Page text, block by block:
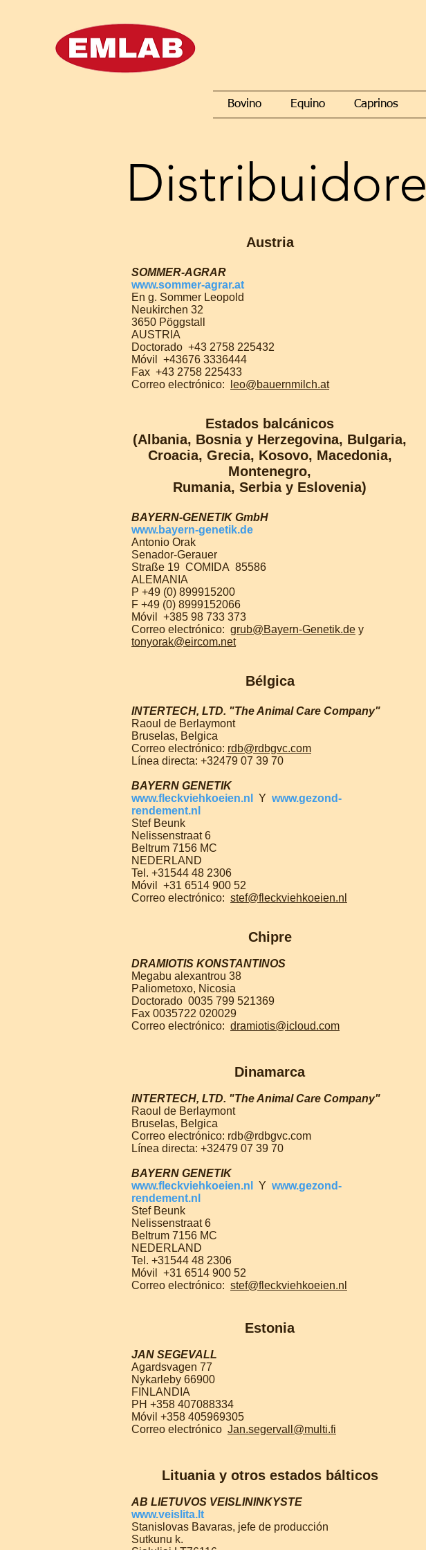
Bovino Equino Caprinos
Austria
SOMMER-AGRAR
www.sommer-agrar.at
En g. Sommer Leopold
Neukirchen 32
3650 Pöggstall
AUSTRIA
Doctorado +43 2758 225432
Móvil
+43676 3336444
Fax +43 2758 225433
Correo electrónico:
leo@bauernmilch.at
Estados balcánicos
(Albania, Bosnia y Herzegovina, Bulgaria,
Croacia, Grecia, Kosovo, Macedonia,
Montenegro,
Rumania, Serbia y Eslovenia)
BAYERN-GENETIK GmbH
www.bayern-genetik.de
Antonio Orak
Senador-Gerauer
Straße 19 COMIDA 85586
ALEMANIA
P +49 (0) 899915200
F +49 (0) 8999152066
Móvil
+385 98 733 373
Correo electrónico: grub@Bayern-Genetik.de y
tonyorak@eircom.net
Bélgica
INTERTECH, LTD. "The Animal Care Company"
Raoul de Berlaymont
Bruselas, Belgica
Correo electrónico: rdb@rdbgvc.com
Línea directa: +32479 07 39 70
BAYERN GENETIK
www.fleckviehkoeien.nl
Y www.gezond-
rendement.nl
Stef Beunk
Nelissenstraat 6
Beltrum 7156 MC
NEDERLAND
Tel. +31544 48 2306
Móvil
+31 6514 900 52
Correo electrónico: stef@fleckviehkoeien.nl
Chipre
DRAMIOTIS KONSTANTINOS
Megabu alexantrou 38
Paliometoxo, Nicosia
Doctorado 0035 799 521369
Fax 0035722 020029
Correo electrónico: dramiotis@icloud.com
Dinamarca
INTERTECH, LTD. "The Animal Care Company"
Raoul de Berlaymont
Bruselas, Belgica
Correo electrónico: rdb@rdbgvc.com
Línea directa: +32479 07 39 70
BAYERN GENETIK
www.fleckviehkoeien.nl
Y www.gezond-
rendement.nl
Stef Beunk
Nelissenstraat 6
Beltrum 7156 MC
NEDERLAND
Tel. +31544 48 2306
Móvil
+31 6514 900 52
Correo electrónico: stef@fleckviehkoeien.nl
Estonia
JAN SEGEVALL
Agardsvagen 77
Nykarleby 66900
FINLANDIA
PH +358 407088334
Móvil +358 405969305
Correo electrónico Jan.segervall@multi.fi
Lituania y otros estados bálticos
AB LIETUVOS VEISLININKYSTE
www.veislita.lt
Stanislovas Bavaras, jefe de producción
Sutkunu k.